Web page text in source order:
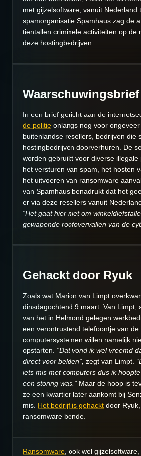
met gijzelsoftware, vanuit Nederland
spamorganisatie Spamhaus zag de
tientallen criminele activiteiten op de
deze hostingbedrijven.
In een brief gericht aan de
de politie onlangs nog voor
buitenlandse resellers, bedrijven die
hostingbedrijven doorverhuren. De
worden gebruikt voor diverse illegale
het versturen van spam, het hosten
het uitvoeren van ransomware
van Spamhaus benadrukt dat het
er via deze resellers vanuit
“Het gaat hier niet om
gewapende roofovervallen van de
Gehackt door Ryuk
Zoals wat Marion van Limpt
dinsdagochtend 9 maart. Van Limpt,
van het in Helmond gelegen
een verontrustend telefoontje van de
computersystemen willen namelijk
opstarten. “Dat vond ik wel vreemd
direct voor belden”, zegt van Limpt.
iets mis met computers dus ik
een storing was.” Maar de hoop is
ze een kwartier later aankomt bij
mis. Het bedrijf is gehackt door
ransomware bende.
Ransomware, ook wel gijzelsoftware,